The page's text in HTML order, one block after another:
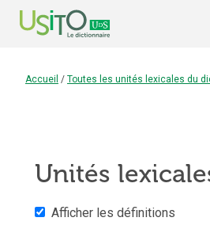
Accueil / Toutes les unités lexicales du
Unités
Afficher les définitions